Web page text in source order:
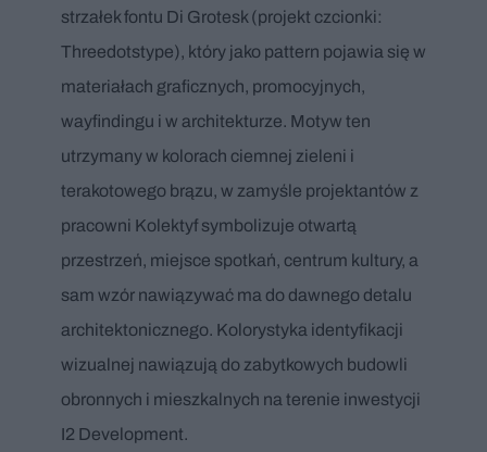
strzałek fontu Di Grotesk (projekt czcionki:
Threedotstype), który jako pattern pojawia się w
materiałach graficznych, promocyjnych,
wayfindingu i w architekturze. Motyw ten
utrzymany w kolorach ciemnej zieleni i
terakotowego brązu, w zamyśle projektantów z
pracowni Kolektyf symbolizuje otwartą
przestrzeń, miejsce spotkań, centrum kultury, a
sam wzór nawiązywać ma do dawnego detalu
architektonicznego. Kolorystyka identyfikacji
wizualnej nawiązują do zabytkowych budowli
obronnych i mieszkalnych na terenie inwestycji
I2 Development.